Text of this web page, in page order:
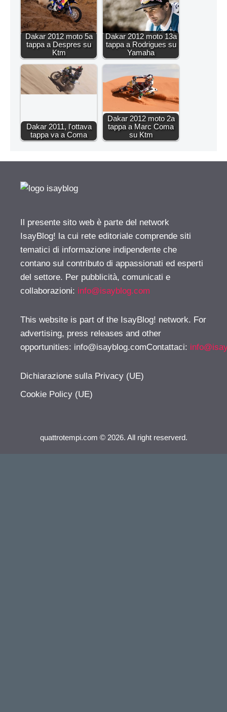
Dakar 2012 moto 5a
tappa a Despres su
Ktm
Dakar 2012 moto 13a
tappa a Rodrigues su
Yamaha
Dakar 2011, l'ottava
tappa va a Coma
Dakar 2012 moto 2a
tappa a Marc Coma
su Ktm
Il presente sito web è parte del network
IsayBlog! la cui rete editoriale comprende siti
tematici di informazione indipendente che
contano sul contributo di appassionati ed esperti
del settore. Per pubblicità, comunicati e
collaborazioni: info@isayblog.com
This website is part of the IsayBlog! network. For
advertising, press releases and other
opportunities: info@isayblog.comContattaci:
Dichiarazione sulla Privacy (UE)
Cookie Policy (UE)
quattrotempi.com © 2026. All right reserverd.